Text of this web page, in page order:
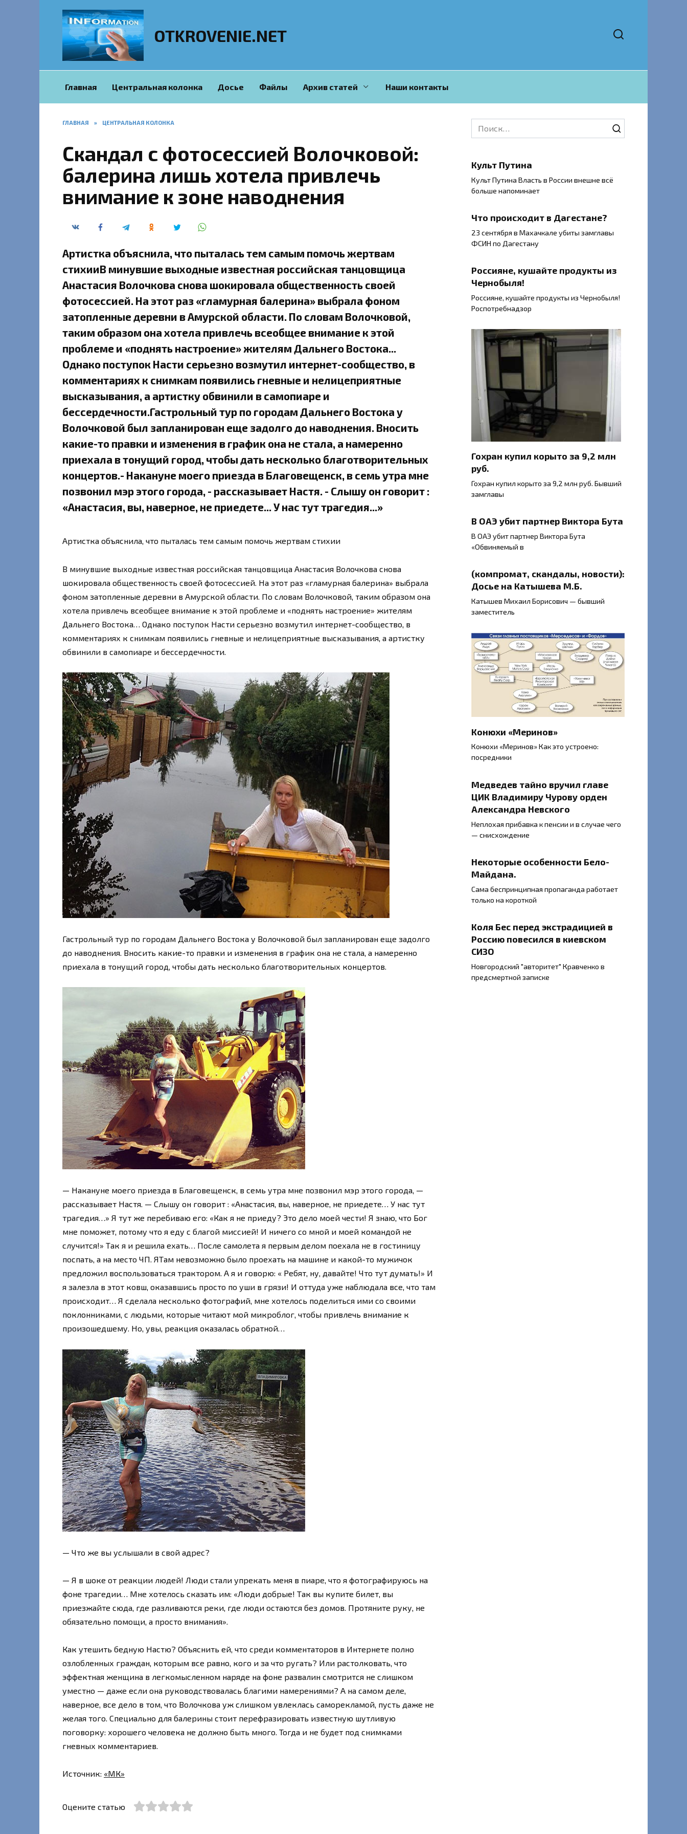
OTKROVENIE.NET
Главная Центральная колонка Досье Файлы Архив статей Наши контакты
ГЛАВНАЯ » ЦЕНТРАЛЬНАЯ КОЛОНКА
Скандал с фотосессией Волочковой:
балерина лишь хотела привлечь
внимание к зоне наводнения
Артистка объяснила, что пыталась тем самым помочь жертвам
стихииВ минувшие выходные известная российская танцовщица
Анастасия Волочкова снова шокировала общественность своей
фотосессией. На этот раз «гламурная балерина» выбрала фоном
затопленные деревни в Амурской области. По словам Волочковой,
таким образом она хотела привлечь всеобщее внимание к этой
проблеме и «поднять настроение» жителям Дальнего Востока...
Однако поступок Насти серьезно возмутил интернет-сообщество, в
комментариях к снимкам появились гневные и нелицеприятные
высказывания, а артистку обвинили в самопиаре и
бессердечности.Гастрольный тур по городам Дальнего Востока у
Волочковой был запланирован еще задолго до наводнения. Вносить
какие-то правки и изменения в график она не стала, а намеренно
приехала в тонущий город, чтобы дать несколько благотворительных
концертов.- Накануне моего приезда в Благовещенск, в семь утра мне
позвонил мэр этого города, - рассказывает Настя. - Слышу он говорит :
«Анастасия, вы, наверное, не приедете... У нас тут трагедия...»
Артистка объяснила, что пыталась тем самым помочь жертвам стихии
В минувшие выходные известная российская танцовщица Анастасия Волочкова снова
шокировала общественность своей фотосессией. На этот раз «гламурная балерина» выбрала
фоном затопленные деревни в Амурской области. По словам Волочковой, таким образом она
хотела привлечь всеобщее внимание к этой проблеме и «поднять настроение» жителям
Дальнего Востока… Однако поступок Насти серьезно возмутил интернет-сообщество, в
комментариях к снимкам появились гневные и нелицеприятные высказывания, а артистку
обвинили в самопиаре и бессердечности.
Гастрольный тур по городам Дальнего Востока у Волочковой был запланирован еще задолго
до наводнения. Вносить какие-то правки и изменения в график она не стала, а намеренно
приехала в тонущий город, чтобы дать несколько благотворительных концертов.
— Накануне моего приезда в Благовещенск, в семь утра мне позвонил мэр этого города, —
рассказывает Настя. — Слышу он говорит : «Анастасия, вы, наверное, не приедете… У нас тут
трагедия…» Я тут же перебиваю его: «Как я не приеду? Это дело моей чести! Я знаю, что Бог
мне поможет, потому что я еду с благой миссией! И ничего со мной и моей командой не
случится!» Так я и решила ехать… После самолета я первым делом поехала не в гостиницу
поспать, а на место ЧП. ЯТам невозможно было проехать на машине и какой-то мужичок
предложил воспользоваться трактором. А я и говорю: « Ребят, ну, давайте! Что тут думать!» И
я залезла в этот ковш, оказавшись просто по уши в грязи! И оттуда уже наблюдала все, что там
происходит… Я сделала несколько фотографий, мне хотелось поделиться ими со своими
поклонниками, с людьми, которые читают мой микроблог, чтобы привлечь внимание к
произошедшему. Но, увы, реакция оказалась обратной…
— Что же вы услышали в свой адрес?
— Я в шоке от реакции людей! Люди стали упрекать меня в пиаре, что я фотографируюсь на
фоне трагедии… Мне хотелось сказать им: «Люди добрые! Так вы купите билет, вы
приезжайте сюда, где разливаются реки, где люди остаются без домов. Протяните руку, не
обязательно помощи, а просто внимания».
Как утешить бедную Настю? Объяснить ей, что среди комментаторов в Интернете полно
озлобленных граждан, которым все равно, кого и за что ругать? Или растолковать, что
эффектная женщина в легкомысленном наряде на фоне развалин смотрится не слишком
уместно — даже если она руководствовалась благими намерениями? А на самом деле,
наверное, все дело в том, что Волочкова уж слишком увлеклась саморекламой, пусть даже не
желая того. Специально для балерины стоит перефразировать известную шутливую
поговорку: хорошего человека не должно быть много. Тогда и не будет под снимками
гневных комментариев.
Источник: «МК»
Оцените статью
Search
for:
Культ Путина
Культ Путина Власть в России внешне всё
больше напоминает
Что происходит в Дагестане?
23 сентября в Махачкале убиты замглавы
ФСИН по Дагестану
Россияне, кушайте продукты из
Чернобыля!
Россияне, кушайте продукты из Чернобыля!
Роспотребнадзор
Гохран купил корыто за 9,2 млн
руб.
Гохран купил корыто за 9,2 млн руб. Бывший
замглавы
В ОАЭ убит партнер Виктора Бута
В ОАЭ убит партнер Виктора Бута
«Обвиняемый в
(компромат, скандалы, новости):
Досье на Катышева М.Б.
Катышев Михаил Борисович — бывший
заместитель
Конюхи «Меринов»
Конюхи «Меринов» Как это устроено:
посредники
Медведев тайно вручил главе
ЦИК Владимиру Чурову орден
Александра Невского
Неплохая прибавка к пенсии и в случае чего
— снисхождение
Некоторые особенности Бело-
Майдана.
Сама беспринципная пропаганда работает
только на короткой
Коля Бес перед экстрадицией в
Россию повесился в киевском
СИЗО
Новгородский "авторитет" Кравченко в
предсмертной записке